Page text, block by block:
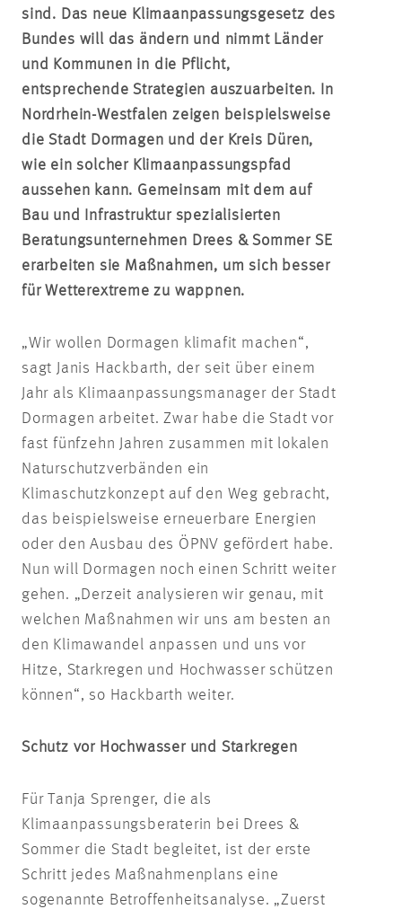
sind. Das neue Klimaanpassungsgesetz des
Bundes will das ändern und nimmt Länder
und Kommunen in die Pflicht,
entsprechende Strategien auszuarbeiten. In
Nordrhein-Westfalen zeigen beispielsweise
die Stadt Dormagen und der Kreis Düren,
wie ein solcher Klimaanpassungspfad
aussehen kann. Gemeinsam mit dem auf
Bau und Infrastruktur spezialisierten
Beratungsunternehmen Drees & Sommer SE
erarbeiten sie Maßnahmen, um sich besser
für Wetterextreme zu wappnen.
„Wir wollen Dormagen klimafit machen“,
sagt Janis Hackbarth, der seit über einem
Jahr als Klimaanpassungsmanager der Stadt
Dormagen arbeitet. Zwar habe die Stadt vor
fast fünfzehn Jahren zusammen mit lokalen
Naturschutzverbänden ein
Klimaschutzkonzept auf den Weg gebracht,
das beispielsweise erneuerbare Energien
oder den Ausbau des ÖPNV gefördert habe.
Nun will Dormagen noch einen Schritt weiter
gehen. „Derzeit analysieren wir genau, mit
welchen Maßnahmen wir uns am besten an
den Klimawandel anpassen und uns vor
Hitze, Starkregen und Hochwasser schützen
können“, so Hackbarth weiter.
Schutz vor Hochwasser und Starkregen
Für Tanja Sprenger, die als
Klimaanpassungsberaterin bei Drees &
Sommer die Stadt begleitet, ist der erste
Schritt jedes Maßnahmenplans eine
sogenannte Betroffenheitsanalyse. „Zuerst